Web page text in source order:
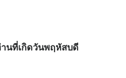
นที่เกิดวันพฤหัสบดี